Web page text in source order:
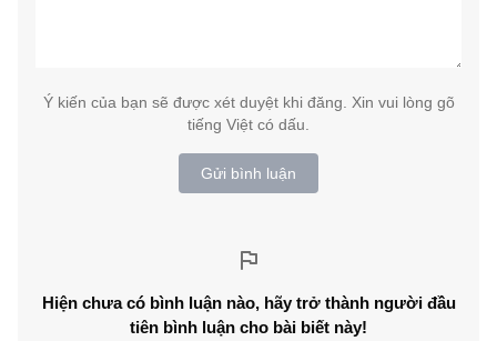
Ý kiến của bạn sẽ được xét duyệt khi đăng. Xin vui lòng gõ
tiếng Việt có dấu.
Gửi bình luận
Hiện chưa có bình luận nào, hãy trở thành người đầu
tiên bình luận cho bài biết này!